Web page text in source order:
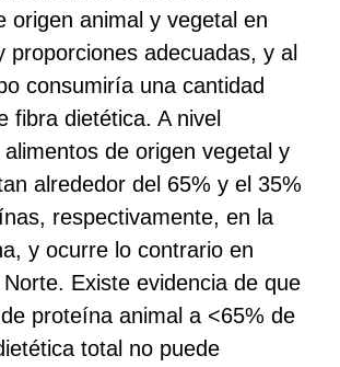
origen animal y vegetal en
proporciones adecuadas, y al
consumiría una cantidad
fibra dietética. A nivel
de origen vegetal y
alrededor del 65% y el 35%
respectivamente, en la
y ocurre lo contrario en
Existe evidencia de que
proteína animal a <65% de
total no puede